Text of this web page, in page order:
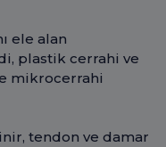
ele alan
plastik cerrahi ve
mikrocerrahi
tendon ve damar